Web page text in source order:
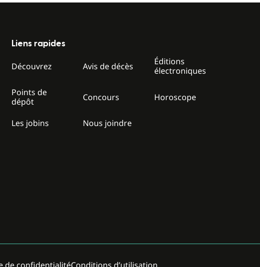
Liens rapides
Découvrez Avis de décès
Éditions
électroniques
Points de
dépôt
Concours Horoscope
Les jobins Nous joindre